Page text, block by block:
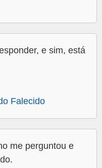
e sim, está
Falecido
me perguntou e